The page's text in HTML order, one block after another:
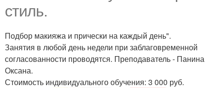
стиль.
Подбор макияжа и прически на каждый день".
Занятия в любой день недели при заблаговременной
согласованности проводятся. Преподаватель - Панина
Оксана.
Стоимость индивидуального обучения: 3 000 руб.